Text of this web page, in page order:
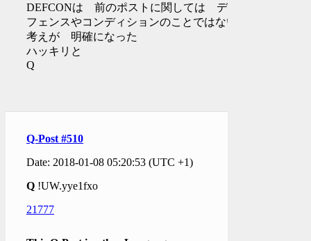
DEFCONは 前のポストに関しては ディ
フェンスやコンディションのことではない
考えが 明確になった
ハッキリと
Q
Q-Post #510
Date: 2018-01-08 05:20:53 (UTC +1)
Q !UW.yye1fxo
21777